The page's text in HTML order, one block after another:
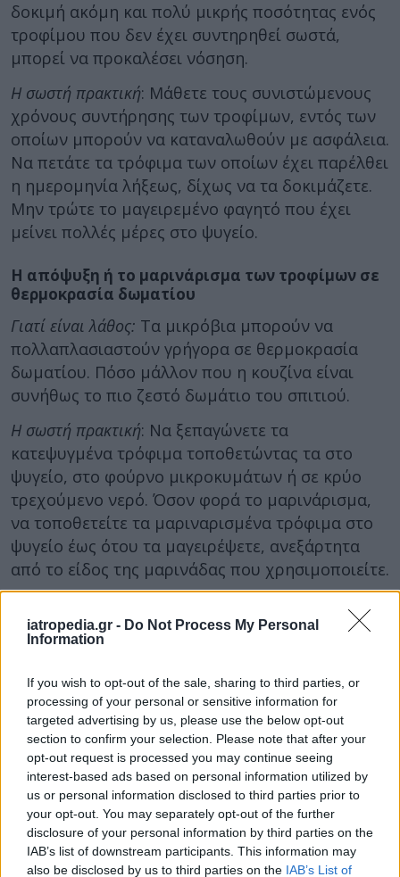
iatropedia.gr - Do Not Process My Personal
Information
If you wish to opt-out of the sale, sharing to third parties, or
processing of your personal or sensitive information for
targeted advertising by us, please use the below opt-out
section to confirm your selection. Please note that after your
opt-out request is processed you may continue seeing
interest-based ads based on personal information utilized by
us or personal information disclosed to third parties prior to
your opt-out. You may separately opt-out of the further
disclosure of your personal information by third parties on the
IAB’s list of downstream participants. This information may
also be disclosed by us to third parties on the IAB’s List of
δοκιμή ακόμη και πολύ μικρής ποσότητας ενός
τροφίμου που δεν έχει συντηρηθεί σωστά,
μπορεί να προκαλέσει νόσηση.
Η σωστή πρακτική: Μάθετε τους συνιστώμενους
χρόνους συντήρησης των τροφίμων, εντός των
οποίων μπορούν να καταναλωθούν με ασφάλεια.
Να πετάτε τα τρόφιμα των οποίων έχει παρέλθει
η ημερομηνία λήξεως, δίχως να τα δοκιμάζετε.
Μην τρώτε το μαγειρεμένο φαγητό που έχει
μείνει πολλές μέρες στο ψυγείο.
Η απόψυξη ή το μαρινάρισμα των τροφίμων σε
θερμοκρασία δωματίου
Γιατί είναι λάθος: Τα μικρόβια μπορούν να
πολλαπλασιαστούν γρήγορα σε θερμοκρασία
δωματίου. Πόσο μάλλον που η κουζίνα είναι
συνήθως το πιο ζεστό δωμάτιο του σπιτιού.
Η σωστή πρακτική: Να ξεπαγώνετε τα
κατεψυγμένα τρόφιμα τοποθετώντας τα στο
ψυγείο, στο φούρνο μικροκυμάτων ή σε κρύο
τρεχούμενο νερό. Όσον φορά το μαρινάρισμα,
να τοποθετείτε τα μαριναρισμένα τρόφιμα στο
ψυγείο έως ότου τα μαγειρέψετε, ανεξάρτητα
από το είδος της μαρινάδας που χρησιμοποιείτε.
Η διατήρηση του μαγειρεμένου φαγητού εκτός
ψυγείου
αναπτυχθούν σε ευπαθή τρόφιμα αν αυτά
παραμείνουν εκτός ψυγείου για 2 ή
περισσότερες ώρες.
Η σωστή πρακτική:Τοποθετούμε τα φαγητά στο
ψυγείο εντός 2 ωρών από το μαγείρεμα. Αν το
τρόφιμο είναι εκτεθειμένο σε θερμοκρασία
μεγαλύτερη από 32 βαθμούς Κελσίου (π.χ. στο
αυτοκίνητο το καλοκαίρι), πρέπει να